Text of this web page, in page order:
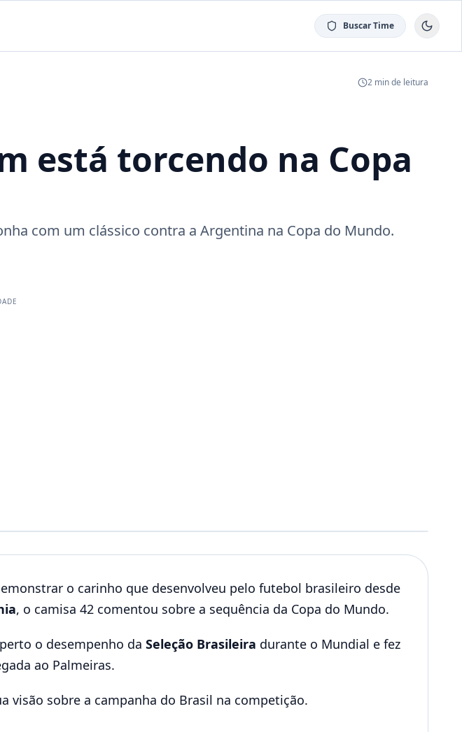
Buscar Time
2 min de leitura
está torcendo na Copa
com um clássico contra a Argentina na Copa do Mundo.
o carinho que desenvolveu pelo futebol brasileiro desde
, o camisa 42 comentou sobre a sequência da Copa do Mundo.
o desempenho da Seleção Brasileira durante o Mundial e fez
ao Palmeiras.
sobre a campanha do Brasil na competição.